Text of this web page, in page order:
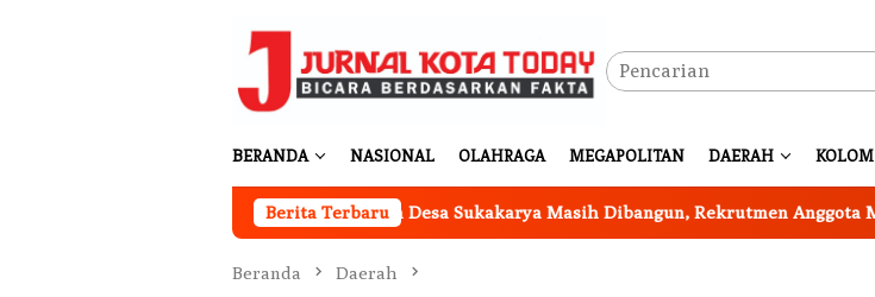
BERANDA NASIONAL OLAHRAGA MEGAPOLITAN DAERAH KOLOM
Berita Terbaru
Kantor Koperasi Merah Putih Desa Sukakarya Masih Dibangun, Rekrutmen Anggota Mulai Berjalan
Beranda Daerah